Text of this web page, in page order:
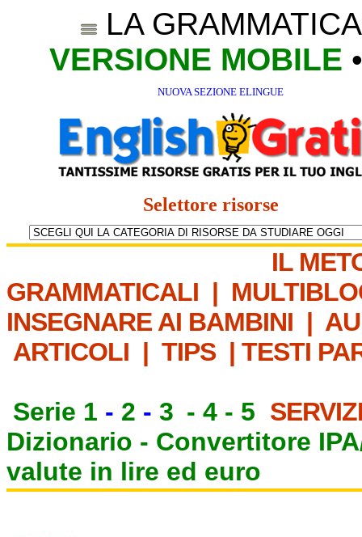
LA
VERSIONE MOBILE
NUOVA SEZIONE ELINGUE
Selettore risorse
IL
GRAMMATICALI |
INSEGNARE AI BAMBINI |
ARTICOLI | TIPS | TESTI
Serie 1 - 2 - 3 - 4 - 5
Dizionario - Convertitore
valute in lire ed euro